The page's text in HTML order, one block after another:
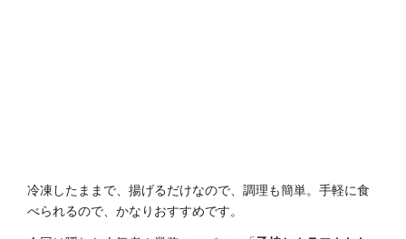
冷凍したままで、揚げるだけなので、調理も簡単。手軽に食
べられるので、かなりおすすめです。